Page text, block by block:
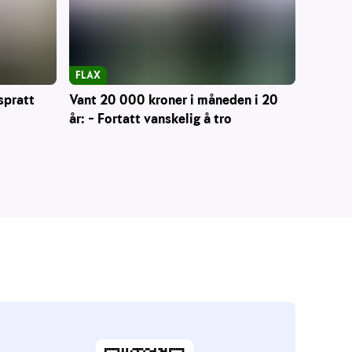
Vant 20 000 kroner i måneden i 20
år: – Fortatt vanskelig å tro
FLAX